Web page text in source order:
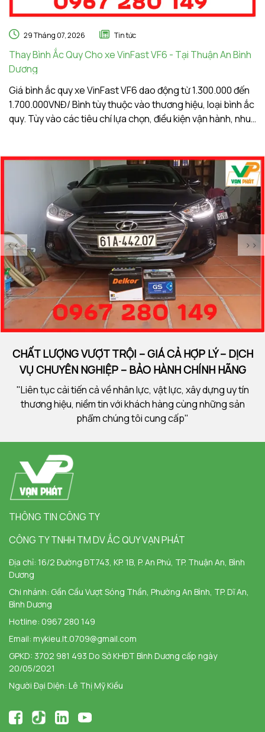
29 Tháng 07, 2026 Tin tức
Thay Bình Ắc Quy Cho xe VinFast VF6 - Tại Thuận An Bình
Dương
Giá bình ắc quy xe VinFast VF6 dao động từ 1.300.000 đến
1.700.000VNĐ/ Bình tùy thuộc vào thương hiệu, loại bình ắc
quy. Tùy vào các tiêu chí lựa chọn, điều kiện vận hành, nhu
<< >>
CHẤT LƯỢNG VƯỢT TRỘI – GIÁ CẢ HỢP LÝ – DỊCH
VỤ CHUYÊN NGHIỆP – BẢO HÀNH CHÍNH HÃNG
"Liên tục cải tiến cả về nhân lực, vật lực, xây dựng uy tín
thương hiệu, niềm tin với khách hàng cùng những sản
phẩm chúng tôi cung cấp"
THÔNG TIN CÔNG TY
CÔNG TY TNHH TM DV ẮC QUY VẠN PHÁT
Địa chỉ: 16/2 Đường ĐT743, KP. 1B, P. An Phú, TP. Thuận An, Bình
Dương
Chi nhánh: Gần Cầu Vượt Sóng Thần, Phường An Bình, TP. Dĩ An,
Bình Dương
Hotline: 0967 280 149
Email: mykieu.lt.0709@gmail.com
GPKD: 3702 981 493 Do Sở KHĐT Bình Dương cấp ngày
20/05/2021
Người Đại Diện: Lê Thị Mỹ Kiều